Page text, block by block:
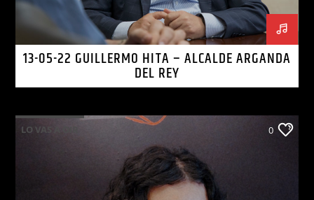
13-05-22 GUILLERMO HITA – ALCALDE ARGANDA
DEL REY
LO VAS A OIR 0